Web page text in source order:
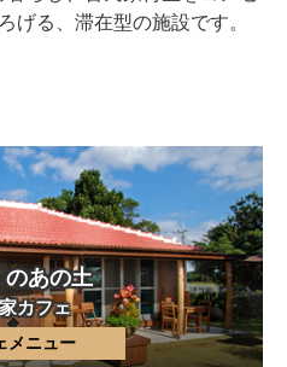
げる、滞在型の施設です。
のあの土
カフェ
メニュー